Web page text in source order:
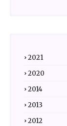
2021
2020
2014
2013
2012